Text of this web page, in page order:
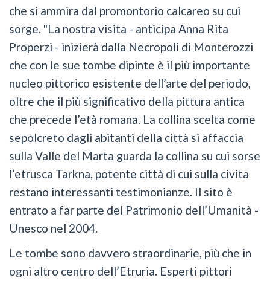
che si ammira dal promontorio calcareo su cui
sorge. "La nostra visita - anticipa Anna Rita
Properzi - inizierà dalla Necropoli di Monterozzi
che con le sue tombe dipinte è il più importante
nucleo pittorico esistente dell’arte del periodo,
oltre che il più significativo della pittura antica
che precede l’età romana. La collina scelta come
sepolcreto dagli abitanti della città si affaccia
sulla Valle del Marta guarda la collina su cui sorse
l’etrusca Tarkna, potente città di cui sulla civita
restano interessanti testimonianze. Il sito è
entrato a far parte del Patrimonio dell’Umanità -
Unesco nel 2004.
Le tombe sono davvero straordinarie, più che in
ogni altro centro dell’Etruria. Esperti pittori